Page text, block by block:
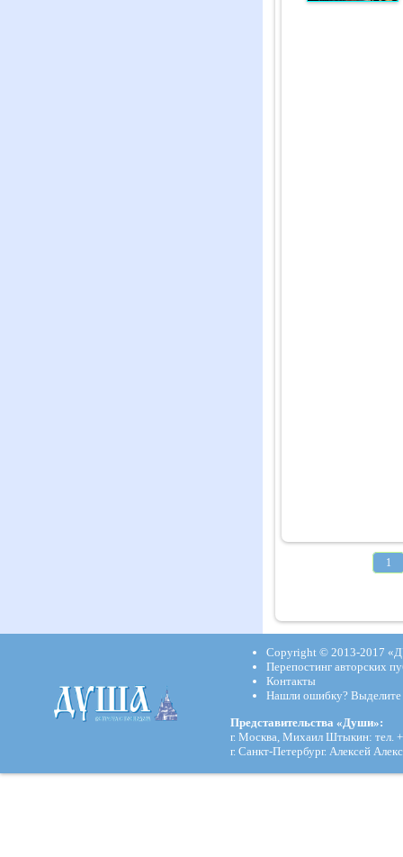
1
Copyright © 2013-2017
Перепостинг авторских
Контакты
Нашли ошибку?
Представительства «Души»:
г. Москва, Михаил Штыкин: тел.
г. Санкт-Петербург. Алексей